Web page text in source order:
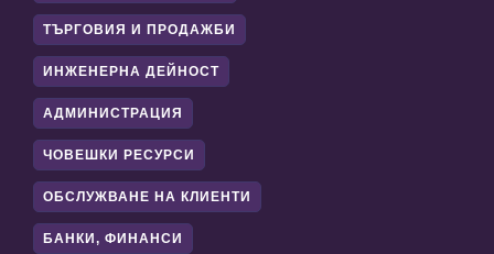
ТЪРГОВИЯ И ПРОДАЖБИ
ИНЖЕНЕРНА ДЕЙНОСТ
АДМИНИСТРАЦИЯ
ЧОВЕШКИ РЕСУРСИ
ОБСЛУЖВАНЕ НА КЛИЕНТИ
БАНКИ, ФИНАНСИ